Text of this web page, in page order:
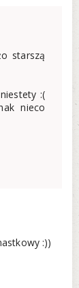
starszą
:(
nieco
:))